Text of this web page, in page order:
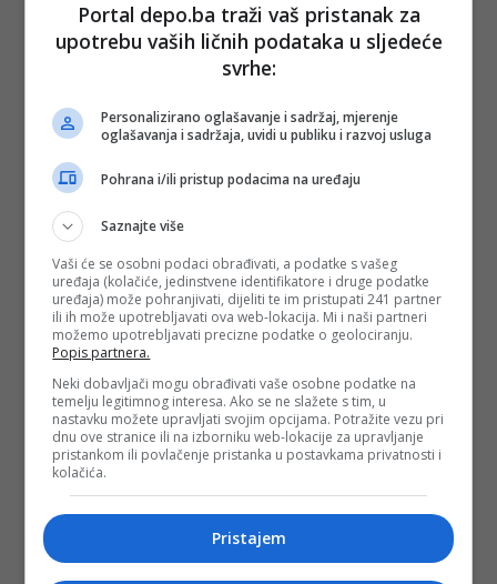
#trebevićka žičara
Portal depo.ba traži vaš pristanak za
upotrebu vaših ličnih podataka u sljedeće
svrhe:
Personalizirano oglašavanje i sadržaj, mjerenje
oglašavanja i sadržaja, uvidi u publiku i razvoj usluga
Pohrana i/ili pristup podacima na uređaju
Saznajte više
Vaši će se osobni podaci obrađivati, a podatke s vašeg
uređaja (kolačiće, jedinstvene identifikatore i druge podatke
uređaja) može pohranjivati, dijeliti te im pristupati 241 partner
ili ih može upotrebljavati ova web-lokacija. Mi i naši partneri
možemo upotrebljavati precizne podatke o geolociranju.
Popis partnera.
Neki dobavljači mogu obrađivati vaše osobne podatke na
temelju legitimnog interesa. Ako se ne slažete s tim, u
nastavku možete upravljati svojim opcijama. Potražite vezu pri
dnu ove stranice ili na izborniku web-lokacije za upravljanje
pristankom ili povlačenje pristanka u postavkama privatnosti i
kolačića.
Pristajem